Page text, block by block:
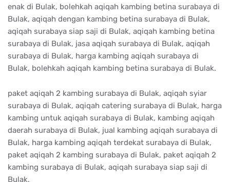
enak di Bulak, bolehkah aqiqah kambing betina surabaya di
Bulak, aqiqah dengan kambing betina surabaya di Bulak,
aqiqah surabaya siap saji di Bulak, aqiqah kambing betina
surabaya di Bulak, jasa aqiqah surabaya di Bulak, aqiqah
surabaya di Bulak, harga kambing aqiqah surabaya di
Bulak, bolehkah aqiqah kambing betina surabaya di Bulak.
paket aqiqah 2 kambing surabaya di Bulak, aqiqah syiar
surabaya di Bulak, aqiqah catering surabaya di Bulak, harga
kambing untuk aqiqah surabaya di Bulak, kambing aqiqah
daerah surabaya di Bulak, jual kambing aqiqah surabaya di
Bulak, harga kambing aqiqah terdekat surabaya di Bulak,
paket aqiqah 2 kambing surabaya di Bulak, paket aqiqah 2
kambing surabaya di Bulak, aqiqah surabaya siap saji di
Bulak.